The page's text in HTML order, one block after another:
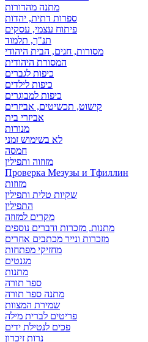
מתנה מהדורות
ספרות דתית, יהדות
פיתוח עצמי, עסקים
תנ"ך, תלמוד
מסורות, חגים, הבית היהודי
המסורת היהודית
כיפות לגברים
כיפות לילדים
כיפות למבוגרים
קישוט, תכשיטים, אביזרים
אביזרי בית
מנורות
לא בשימוש זמני
חמסה
מזוזוה ותפילין
Проверка Мезузы и Тфиллин
מזוזות
שקיות טלית ותפילין
התפילין
מקרים למזוזה
מתנות, מזכרות ודברים נוספים
מזכרות ונייר מכתבים אחרים
מחזיקי מפתחות
מגנטים
מתנות
ספר תורה
מתנה ספר תורה
שמירת המצוות
פריטים לברית מילה
פכים לנטילת ידים
נרות זיכרון